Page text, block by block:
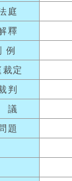
庭
釋
例
裁定
判
題